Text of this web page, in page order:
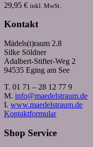
29,95 € inkl. MwSt.
Kontakt
Mädels(t)raum 2.8
Silke Söldner
Adalbert-Stifter-Weg 2
94535 Eging am See
T. 01 71 – 28 12 77 9
M. info@maedelstraum.de
I. www.maedelstraum.de
Kontaktformular
Shop Service